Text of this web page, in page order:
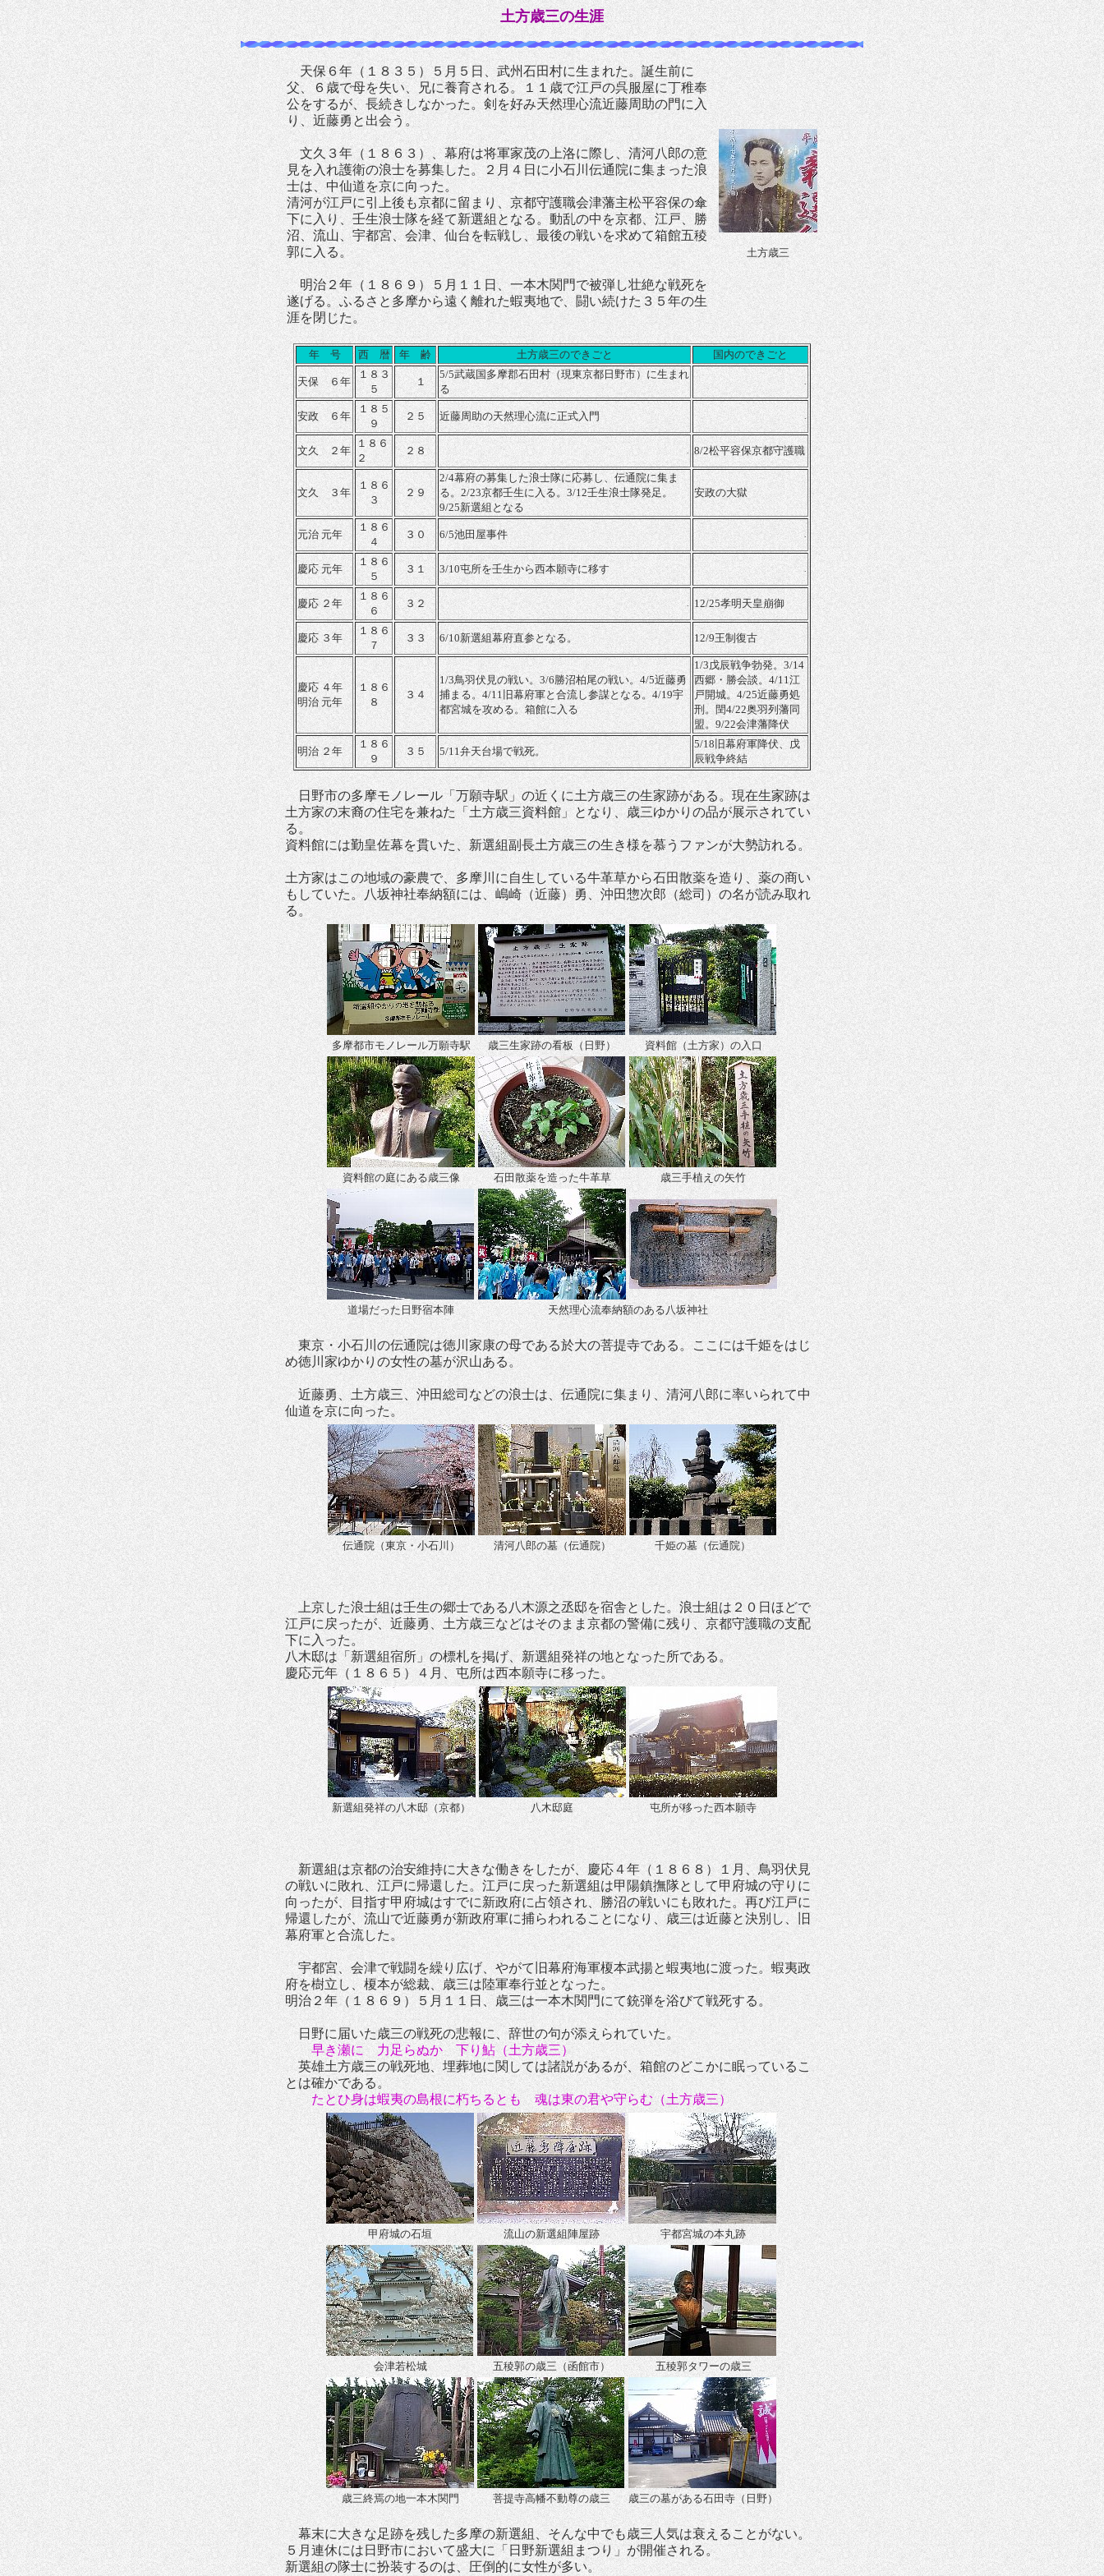
土方歳三の生涯
天保６年（１８３５）５月５日、武州石田村に生まれた。誕生前に
父、６歳で母を失い、兄に養育される。１１歳で江戸の呉服屋に丁稚奉
公をするが、長続きしなかった。剣を好み天然理心流近藤周助の門に入
り、近藤勇と出会う。
文久３年（１８６３）、幕府は将軍家茂の上洛に際し、清河八郎の意
見を入れ護衛の浪士を募集した。２月４日に小石川伝通院に集まった浪
士は、中仙道を京に向った。
清河が江戸に引上後も京都に留まり、京都守護職会津藩主松平容保の傘
下に入り、壬生浪士隊を経て新選組となる。動乱の中を京都、江戸、勝
沼、流山、宇都宮、会津、仙台を転戦し、最後の戦いを求めて箱館五稜
郭に入る。
明治２年（１８６９）５月１１日、一本木関門で被弾し壮絶な戦死を
遂げる。ふるさと多摩から遠く離れた蝦夷地で、闘い続けた３５年の生
涯を閉じた。
土方歳三
年 号 西 暦 年 齢 土方歳三のできごと 国内のできごと
天保 ６年
１８３
５
１
5/5武蔵国多摩郡石田村（現東京都日野市）に生まれ
る
.
安政 ６年
１８５
９
２５ 近藤周助の天然理心流に正式入門
文久 ２年
１８６
２
２８ 8/2松平容保京都守護職
文久 ３年
１８６
３
２９
2/4幕府の募集した浪士隊に応募し、伝通院に集ま
る。2/23京都壬生に入る。3/12壬生浪士隊発足。
9/25新選組となる
安政の大獄
元治 元年
１８６
４
３０ 6/5池田屋事件 .
慶応 元年
１８６
５
３１ 3/10屯所を壬生から西本願寺に移す
慶応 ２年
１８６
６
３２ . 12/25孝明天皇崩御
慶応 ３年
１８６
７
３３ 6/10新選組幕府直参となる。 12/9王制復古
慶応 ４年
明治 元年
１８６
８
３４
1/3鳥羽伏見の戦い。3/6勝沼柏尾の戦い。4/5近藤勇
捕まる。4/11旧幕府軍と合流し参謀となる。4/19宇
都宮城を攻める。箱館に入る
1/3戊辰戦争勃発。3/14
西郷・勝会談。4/11江
戸開城。4/25近藤勇処
刑。閏4/22奥羽列藩同
盟。9/22会津藩降伏
明治 ２年
１８６
９
３５ 5/11弁天台場で戦死。
5/18旧幕府軍降伏、戊
辰戦争終結
日野市の多摩モノレール「万願寺駅」の近くに土方歳三の生家跡がある。現在生家跡は
土方家の末裔の住宅を兼ねた「土方歳三資料館」となり、歳三ゆかりの品が展示されてい
る。
資料館には勤皇佐幕を貫いた、新選組副長土方歳三の生き様を慕うファンが大勢訪れる。
土方家はこの地域の豪農で、多摩川に自生している牛革草から石田散薬を造り、薬の商い
もしていた。八坂神社奉納額には、嶋崎（近藤）勇、沖田惣次郎（総司）の名が読み取れ
る。
多摩都市モノレール万願寺駅 歳三生家跡の看板（日野） 資料館（土方家）の入口
資料館の庭にある歳三像 石田散薬を造った牛革草 歳三手植えの矢竹
道場だった日野宿本陣 天然理心流奉納額のある八坂神社
東京・小石川の伝通院は徳川家康の母である於大の菩提寺である。ここには千姫をはじ
め徳川家ゆかりの女性の墓が沢山ある。
近藤勇、土方歳三、沖田総司などの浪士は、伝通院に集まり、清河八郎に率いられて中
仙道を京に向った。
伝通院（東京・小石川） 清河八郎の墓（伝通院） 千姫の墓（伝通院）
上京した浪士組は壬生の郷士である八木源之丞邸を宿舎とした。浪士組は２０日ほどで
江戸に戻ったが、近藤勇、土方歳三などはそのまま京都の警備に残り、京都守護職の支配
下に入った。
八木邸は「新選組宿所」の標札を掲げ、新選組発祥の地となった所である。
慶応元年（１８６５）４月、屯所は西本願寺に移った。
新選組発祥の八木邸（京都） 八木邸庭 屯所が移った西本願寺
新選組は京都の治安維持に大きな働きをしたが、慶応４年（１８６８）１月、鳥羽伏見
の戦いに敗れ、江戸に帰還した。江戸に戻った新選組は甲陽鎮撫隊として甲府城の守りに
向ったが、目指す甲府城はすでに新政府に占領され、勝沼の戦いにも敗れた。再び江戸に
帰還したが、流山で近藤勇が新政府軍に捕らわれることになり、歳三は近藤と決別し、旧
幕府軍と合流した。
宇都宮、会津で戦闘を繰り広げ、やがて旧幕府海軍榎本武揚と蝦夷地に渡った。蝦夷政
府を樹立し、榎本が総裁、歳三は陸軍奉行並となった。
明治２年（１８６９）５月１１日、歳三は一本木関門にて銃弾を浴びて戦死する。
日野に届いた歳三の戦死の悲報に、辞世の句が添えられていた。
早き瀬に 力足らぬか 下り鮎（土方歳三）
英雄土方歳三の戦死地、埋葬地に関しては諸説があるが、箱館のどこかに眠っているこ
とは確かである。
たとひ身は蝦夷の島根に朽ちるとも 魂は東の君や守らむ（土方歳三）
甲府城の石垣 流山の新選組陣屋跡 宇都宮城の本丸跡
会津若松城 五稜郭の歳三（函館市） 五稜郭タワーの歳三
歳三終焉の地一本木関門 菩提寺高幡不動尊の歳三 歳三の墓がある石田寺（日野）
幕末に大きな足跡を残した多摩の新選組、そんな中でも歳三人気は衰えることがない。
５月連休には日野市において盛大に「日野新選組まつり」が開催される。
新選組の隊士に扮装するのは、圧倒的に女性が多い。